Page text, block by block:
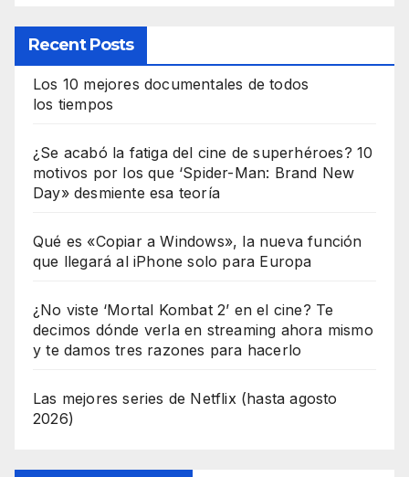
Recent Posts
Los 10 mejores documentales de todos
los tiempos
¿Se acabó la fatiga del cine de superhéroes? 10
motivos por los que ‘Spider-Man: Brand New
Day» desmiente esa teoría
Qué es «Copiar a Windows», la nueva función
que llegará al iPhone solo para Europa
¿No viste ‘Mortal Kombat 2’ en el cine? Te
decimos dónde verla en streaming ahora mismo
y te damos tres razones para hacerlo
Las mejores series de Netflix (hasta agosto
2026)